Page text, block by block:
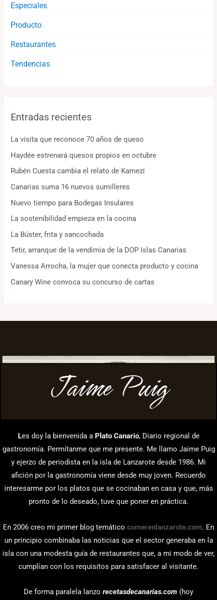
Especiales
Producto
Restaurantes
Tendencias
Entradas recientes
La visita que reconoce 70 años de queso
Haydée estrenará quesos propios en octubre
Rubén Cuesta cambia el relato de Kamezí
Canarias suma 16 nuevos sumilleres
Nuevo tiempo para Bodegas Insulares
La sostenibilidad empieza en la cocina
La Búster, frita y sancochada
Tetir, arranque de la vendimia de la DOP Islas Canarias
Vanessa Arrocha, la mujer que conecta producto y cocina
Canary Wine convoca su concurso de cartas
Jaime Puig
Les doy la bienvenida a Plato Canario, Diario regional de
gastronomía. Permítanme que me presente. Me llamo Jaime Puig
y ejerzo de periodista en la isla de Lanzarote desde 1986. Mi
afición por la gastronomía viene desde muy joven. Recuerdo
interesarme por los platos que se cocinaban en casa y que, más
pronto de lo deseado, tuve que poner en práctica.
En 2006 creo mi primer blog temático comerenlanzarote.com. En
un principio combinaba las noticias que el sector generaba en la
isla con una modesta guía de restaurantes que, a mi modo de ver,
cumplían con los requisitos para satisfacer al visitante.
De forma paralela lanzo recetasdecanarias.com (hoy